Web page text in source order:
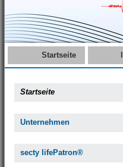
Startseite
Startseite
Unternehmen
secty lifePatron®